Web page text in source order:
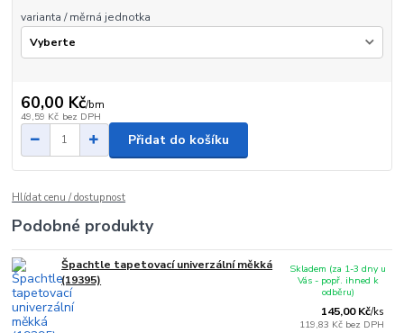
varianta / měrná jednotka
60,00 Kč/bm
49,59 Kč bez DPH
Přidat do košíku
Hlídat cenu / dostupnost
Podobné produkty
Špachtle tapetovací univerzální měkká
(19395)
145,00 Kč/ks
119,83 Kč bez DPH
Skladem (za 1-3 dny u
Vás - popř. ihned k
odběru)